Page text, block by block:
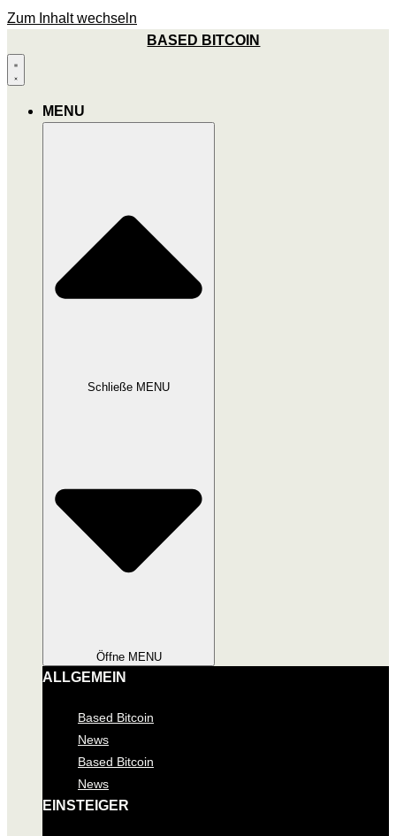
Zum Inhalt wechseln
BASED BITCOIN
MENU
Schließe MENU
Öffne MENU
ALLGEMEIN
Based Bitcoin
News
Based Bitcoin
News
EINSTEIGER